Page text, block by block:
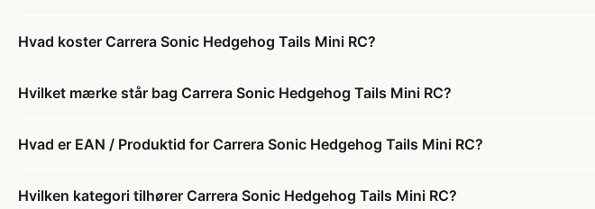
Hvad koster Carrera Sonic Hedgehog Tails Mini RC?
Hvilket mærke står bag Carrera Sonic Hedgehog Tails Mini RC?
Hvad er EAN / Produktid for Carrera Sonic Hedgehog Tails Mini RC?
Hvilken kategori tilhører Carrera Sonic Hedgehog Tails Mini RC?